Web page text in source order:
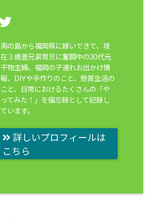
南の島から福岡県に嫁いできて、現
在３歳差兄弟育児に奮闘中の30代元
干物主婦。福岡の子連れお出かけ情
報、DIYや手作りのこと、懸賞生活の
こと、日常におけるたくさんの「や
ってみた！」を備忘録として記録し
ています。
詳しいプロフィールは
こちら